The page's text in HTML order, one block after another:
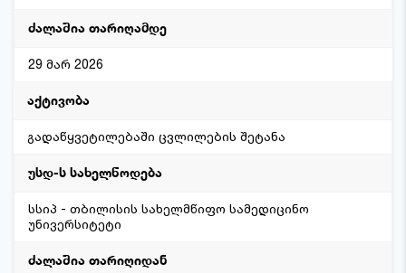
29 მარ 2026
გადაწყვეტილებაში ცვლილების შეტანა
სსიპ - თბილისის სახელმწიფო სამედიცინო
უნივერსიტეტი